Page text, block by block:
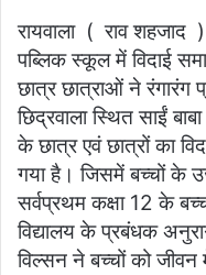
रायवाला ( राव शहजाद
पब्लिक स्कूल में विदाई
छात्र छात्राओं ने रंगारंग
छिद्रवाला स्थित साईं
के छात्र एवं छात्रों का
गया है। जिसमें बच्चों के
सर्वप्रथम कक्षा 12 के
विद्यालय के प्रबंधक
विल्सन ने बच्चों को